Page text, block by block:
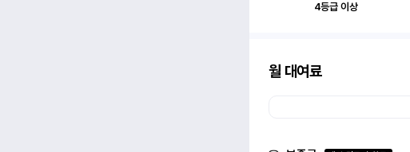
4등급 이상
월 대여료